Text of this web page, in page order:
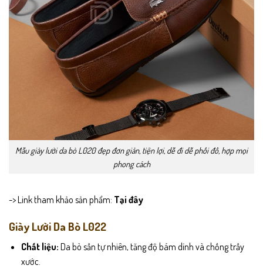
Mẫu giày lười da bò L020 đẹp đơn giản, tiện lợi, dễ đi dễ phối đồ, hợp mọi
phong cách
-> Link tham khảo sản phẩm: Tại đây
Giày Lười Da Bò L022
Chất liệu: Da bò sần tự nhiên, tăng độ bám dính và chống trầy
xước.